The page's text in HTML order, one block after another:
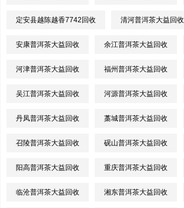
定安县越陈越香7742回收 清河普洱茶大益回收
安康普洱茶大益回收 余江普洱茶大益回收
河津普洱茶大益回收 福州普洱茶大益回收
吴江普洱茶大益回收 河源普洱茶大益回收
丹凤普洱茶大益回收 藁城普洱茶大益回收
召陵普洱茶大益回收 砚山普洱茶大益回收
阳高普洱茶大益回收 重庆普洱茶大益回收
临沧普洱茶大益回收 湘东普洱茶大益回收